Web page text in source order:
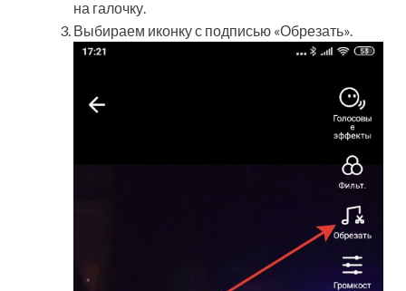
на галочку.
Выбираем иконку с подписью «Обрезать».